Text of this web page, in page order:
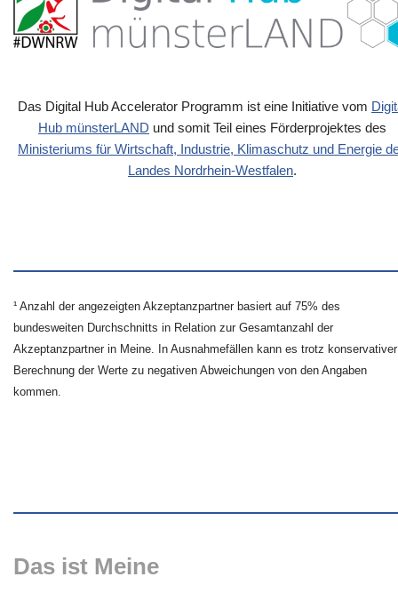
Das Digital Hub Accelerator Programm ist eine Initiative vom
Hub münsterLAND und somit Teil eines Förderprojektes des
Ministeriums für Wirtschaft, Industrie, Klimaschutz und Energie
Landes Nordrhein-Westfalen.
¹ Anzahl der angezeigten Akzeptanzpartner basiert auf 75% des
bundesweiten Durchschnitts in Relation zur Gesamtanzahl der
Akzeptanzpartner in Meine. In Ausnahmefällen kann es trotz konservativer
Berechnung der Werte zu negativen Abweichungen von den Angaben
kommen.
Das ist Meine